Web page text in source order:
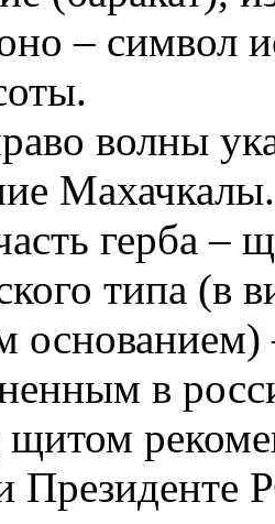
– символ
волны
Махачкалы.
герба –
типа (в
основанием)
в
Президенте